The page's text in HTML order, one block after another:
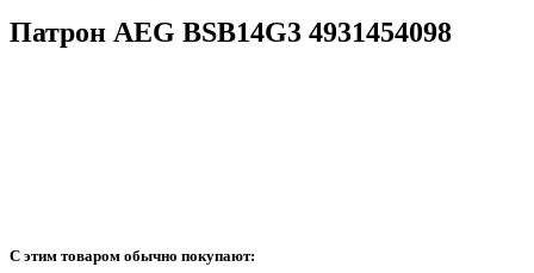
Патрон AEG BSB14G3 4931454098
С этим товаром обычно покупают: